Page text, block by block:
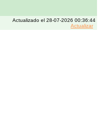
Actualizado el 28-07-2026 00:36:44
Actualizar